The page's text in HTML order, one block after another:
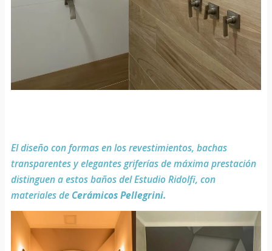
El diseño con formas en los revestimientos, bachas
transparentes y elegantes griferías de máxima prestación
distinguen a estos baños del Estudio Ridolfi, con
materiales de Cerámicos Pellegrini.